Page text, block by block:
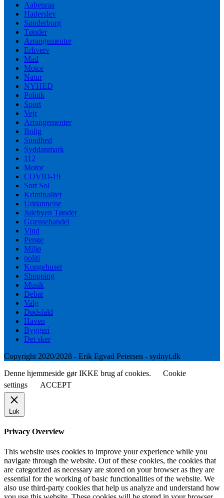
Aabenraa
Haderslev
Sønderborg
Tønder
Arrangementer
Erhverv
Mad
Motor
Natur
NYHED
Politik
Sport
Vejr
Arrangementer
Bolig
Sundhed
Syddanmark
112
Motor
COVID-19
Sort Sol
Kriminalitet
Uddannelse
Julebyen Tønder
Grænsehandel
Vind
Penge
Miljø
politi
Kongehuset
Shopping
Musik
Debat
Valg
Dødsfald
Haven
Byggeri
Det sker
Copyright 2020/2028 - Erik Egvad Petersen - sydnyt.dk
Denne hjemmeside gør IKKE brug af cookies.
Cookie
settings
ACCEPT
Luk
Privacy Overview
This website uses cookies to improve your experience while you
navigate through the website. Out of these cookies, the cookies that
are categorized as necessary are stored on your browser as they are
essential for the working of basic functionalities of the website. We
also use third-party cookies that help us analyze and understand how